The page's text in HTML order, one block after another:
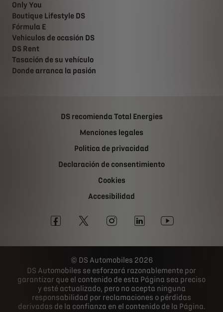
Only You
Boutique Lifestyle DS
Fórmula E
Vehiculos de ocasión DS
DS Rent
Tasación de su vehículo
Donde arranca la pasión
DS recomienda Total Energies
Menciones legales
Politica de privacidad
Declaración de consentimiento
Cookies
Accesibilidad
DS Automobiles 2026
DS Automobiles se esforzará razonablemente por
garantizar que el contenido de esta Página sea preciso
y esté actualizado, pero no acepta ninguna
responsabilidad por reclamaciones o pérdidas
derivadas de la confianza en el contenido de la Página.